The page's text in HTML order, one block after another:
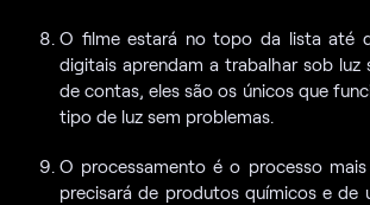
O filme estará no topo da lista até
digitais aprendam a trabalhar sob luz
de contas, eles são os únicos que
tipo de luz sem problemas.
O processamento é o processo mais
precisará de produtos químicos e de